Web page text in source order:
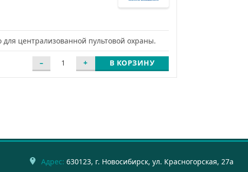
централизованной пультовой охраны.
В КОРЗИНУ
Адрес: 630123, г. Новосибирск, ул. Красногорская, 27а